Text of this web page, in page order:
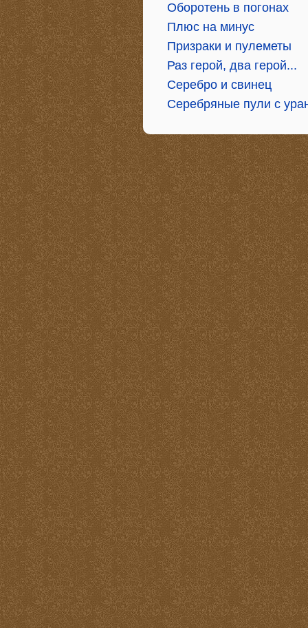
Оборотень в погонах
Плюс на минус
Призраки и пулеметы
Раз герой, два герой...
Серебро и свинец
Серебряные пули с